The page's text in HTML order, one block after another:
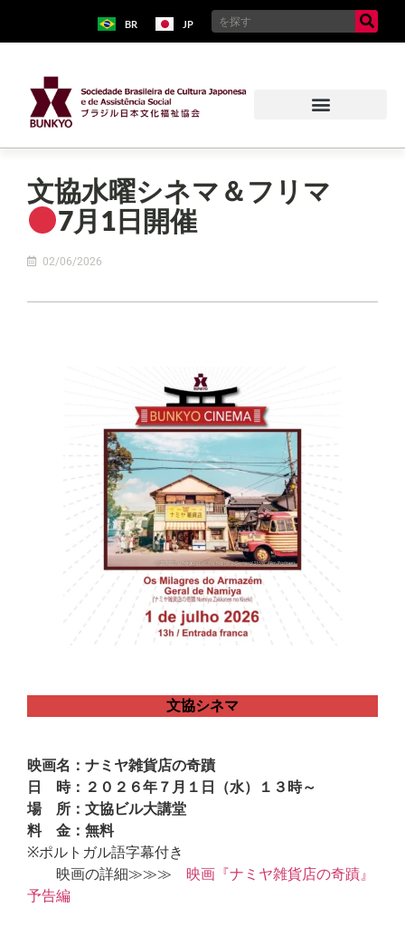
BR JP
文協水曜シネマ＆フリマ
7月1日開催
02/06/2026
文協シネマ
映画名：ナミヤ雑貨店の奇蹟
日 時：２０２６年７月１日（水）１３時～
場 所：文協ビル大講堂
料 金：無料
※ポルトガル語字幕付き
映画の詳細≫≫≫ 映画『ナミヤ雑貨店の奇蹟』
予告編